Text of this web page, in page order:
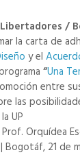
/
la carta de
y el
“Una
entre
las
UP
Prof. Orquídea
21 de